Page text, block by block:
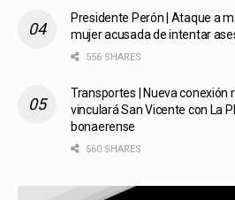
Presidente Perón | Ataque a
mujer acusada de intentar
556 SHARES
Transportes | Nueva conexión
vinculará San Vicente con La
bonaerense
560 SHARES